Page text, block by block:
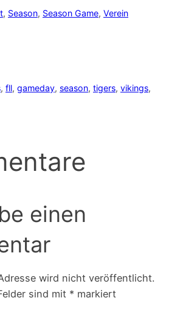
, Season, Season Game, Verein
, fll, gameday, season, tigers, vikings
einen
wird nicht veröffentlicht.
sind mit * markiert